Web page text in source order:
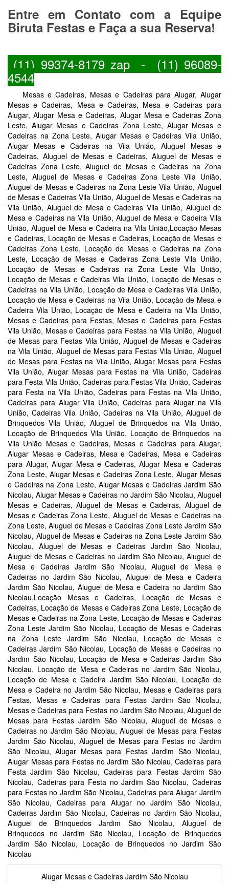
Entre em Contato com a Equipe
Biruta Festas e Faça a sua Reserva!
(11) 99374-8179 zap - (11) 96089-
4544
Mesas e Cadeiras, Mesas e Cadeiras para Alugar, Alugar
Mesas e Cadeiras, Mesa e Cadeiras, Mesa e Cadeiras para
Alugar, Alugar Mesa e Cadeiras, Alugar Mesa e Cadeiras Zona
Leste, Alugar Mesas e Cadeiras Zona Leste, Alugar Mesas e
Cadeiras na Zona Leste, Alugar Mesas e Cadeiras Vila União,
Alugar Mesas e Cadeiras na Vila União, Aluguel Mesas e
Cadeiras, Aluguel de Mesas e Cadeiras, Aluguel de Mesas e
Cadeiras Zona Leste, Aluguel de Mesas e Cadeiras na Zona
Leste, Aluguel de Mesas e Cadeiras Zona Leste Vila União,
Aluguel de Mesas e Cadeiras na Zona Leste Vila União, Aluguel
de Mesas e Cadeiras Vila União, Aluguel de Mesas e Cadeiras na
Vila União, Aluguel de Mesa e Cadeiras Vila União, Aluguel de
Mesa e Cadeiras na Vila União, Aluguel de Mesa e Cadeira Vila
União, Aluguel de Mesa e Cadeira na Vila União,Locação Mesas
e Cadeiras, Locação de Mesas e Cadeiras, Locação de Mesas e
Cadeiras Zona Leste, Locação de Mesas e Cadeiras na Zona
Leste, Locação de Mesas e Cadeiras Zona Leste Vila União,
Locação de Mesas e Cadeiras na Zona Leste Vila União,
Locação de Mesas e Cadeiras Vila União, Locação de Mesas e
Cadeiras na Vila União, Locação de Mesa e Cadeiras Vila União,
Locação de Mesa e Cadeiras na Vila União, Locação de Mesa e
Cadeira Vila União, Locação de Mesa e Cadeira na Vila União,
Mesas e Cadeiras para Festas, Mesas e Cadeiras para Festas
Vila União, Mesas e Cadeiras para Festas na Vila União, Aluguel
de Mesas para Festas Vila União, Aluguel de Mesas e Cadeiras
na Vila União, Aluguel de Mesas para Festas Vila União, Aluguel
de Mesas para Festas na Vila União, Alugar Mesas para Festas
Vila União, Alugar Mesas para Festas na Vila União, Cadeiras
para Festa Vila União, Cadeiras para Festas Vila União, Cadeiras
para Festa na Vila União, Cadeiras para Festas na Vila União,
Cadeiras para Alugar Vila União, Cadeiras para Alugar na Vila
União, Cadeiras Vila União, Cadeiras na Vila União, Aluguel de
Brinquedos Vila União, Aluguel de Brinquedos na Vila União,
Locação de Brinquedos Vila União, Locação de Brinquedos na
Vila União Mesas e Cadeiras, Mesas e Cadeiras para Alugar,
Alugar Mesas e Cadeiras, Mesa e Cadeiras, Mesa e Cadeiras
para Alugar, Alugar Mesa e Cadeiras, Alugar Mesa e Cadeiras
Zona Leste, Alugar Mesas e Cadeiras Zona Leste, Alugar Mesas
e Cadeiras na Zona Leste, Alugar Mesas e Cadeiras Jardim São
Nicolau, Alugar Mesas e Cadeiras no Jardim São Nicolau, Aluguel
Mesas e Cadeiras, Aluguel de Mesas e Cadeiras, Aluguel de
Mesas e Cadeiras Zona Leste, Aluguel de Mesas e Cadeiras na
Zona Leste, Aluguel de Mesas e Cadeiras Zona Leste Jardim São
Nicolau, Aluguel de Mesas e Cadeiras na Zona Leste Jardim São
Nicolau, Aluguel de Mesas e Cadeiras Jardim São Nicolau,
Aluguel de Mesas e Cadeiras no Jardim São Nicolau, Aluguel de
Mesa e Cadeiras Jardim São Nicolau, Aluguel de Mesa e
Cadeiras no Jardim São Nicolau, Aluguel de Mesa e Cadeira
Jardim São Nicolau, Aluguel de Mesa e Cadeira no Jardim São
Nicolau,Locação Mesas e Cadeiras, Locação de Mesas e
Cadeiras, Locação de Mesas e Cadeiras Zona Leste, Locação de
Mesas e Cadeiras na Zona Leste, Locação de Mesas e Cadeiras
Zona Leste Jardim São Nicolau, Locação de Mesas e Cadeiras
na Zona Leste Jardim São Nicolau, Locação de Mesas e
Cadeiras Jardim São Nicolau, Locação de Mesas e Cadeiras no
Jardim São Nicolau, Locação de Mesa e Cadeiras Jardim São
Nicolau, Locação de Mesa e Cadeiras no Jardim São Nicolau,
Locação de Mesa e Cadeira Jardim São Nicolau, Locação de
Mesa e Cadeira no Jardim São Nicolau, Mesas e Cadeiras para
Festas, Mesas e Cadeiras para Festas Jardim São Nicolau,
Mesas e Cadeiras para Festas no Jardim São Nicolau, Aluguel de
Mesas para Festas Jardim São Nicolau, Aluguel de Mesas e
Cadeiras no Jardim São Nicolau, Aluguel de Mesas para Festas
Jardim São Nicolau, Aluguel de Mesas para Festas no Jardim
São Nicolau, Alugar Mesas para Festas Jardim São Nicolau,
Alugar Mesas para Festas no Jardim São Nicolau, Cadeiras para
Festa Jardim São Nicolau, Cadeiras para Festas Jardim São
Nicolau, Cadeiras para Festa no Jardim São Nicolau, Cadeiras
para Festas no Jardim São Nicolau, Cadeiras para Alugar Jardim
São Nicolau, Cadeiras para Alugar no Jardim São Nicolau,
Cadeiras Jardim São Nicolau, Cadeiras no Jardim São Nicolau,
Aluguel de Brinquedos Jardim São Nicolau, Aluguel de
Brinquedos no Jardim São Nicolau, Locação de Brinquedos
Jardim São Nicolau, Locação de Brinquedos no Jardim São
Nicolau
Alugar Mesas e Cadeiras Jardim São Nicolau